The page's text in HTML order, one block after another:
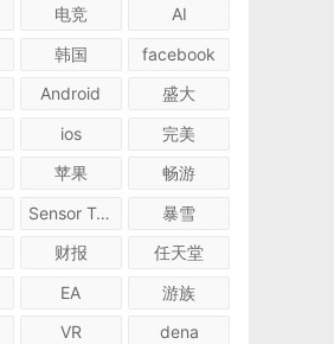
电竞
AI
韩国
facebook
Android
盛大
ios
完美
苹果
畅游
Sensor Tower
暴雪
财报
任天堂
EA
游族
VR
dena